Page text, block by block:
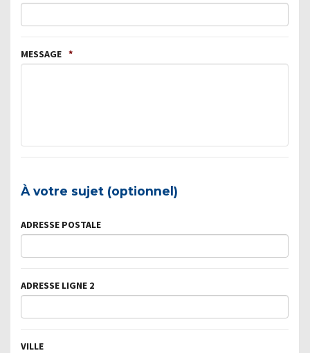
MESSAGE *
À votre sujet (optionnel)
ADRESSE POSTALE
ADRESSE LIGNE 2
VILLE